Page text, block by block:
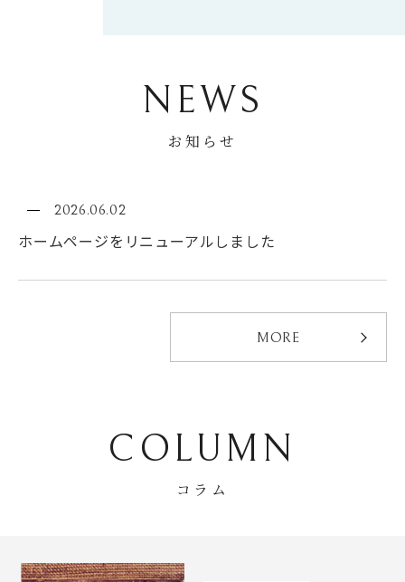
NEWS
お知らせ
2026.06.02
ホームページをリニューアルしました
MORE
COLUMN
コラム